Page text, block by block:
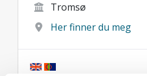
Tromsø
Her finner du meg